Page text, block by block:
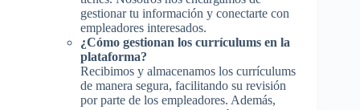
gestionar tu información y conectarte con
empleadores interesados.
¿Cómo gestionan los currículums en la
plataforma?
Recibimos y almacenamos los currículums
de manera segura, facilitando su revisión
por parte de los empleadores. Además,